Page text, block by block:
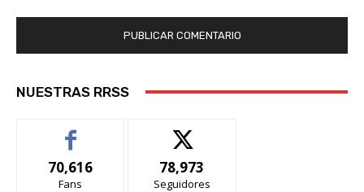
NUESTRAS RRSS
70,616
Fans
78,973
Seguidores